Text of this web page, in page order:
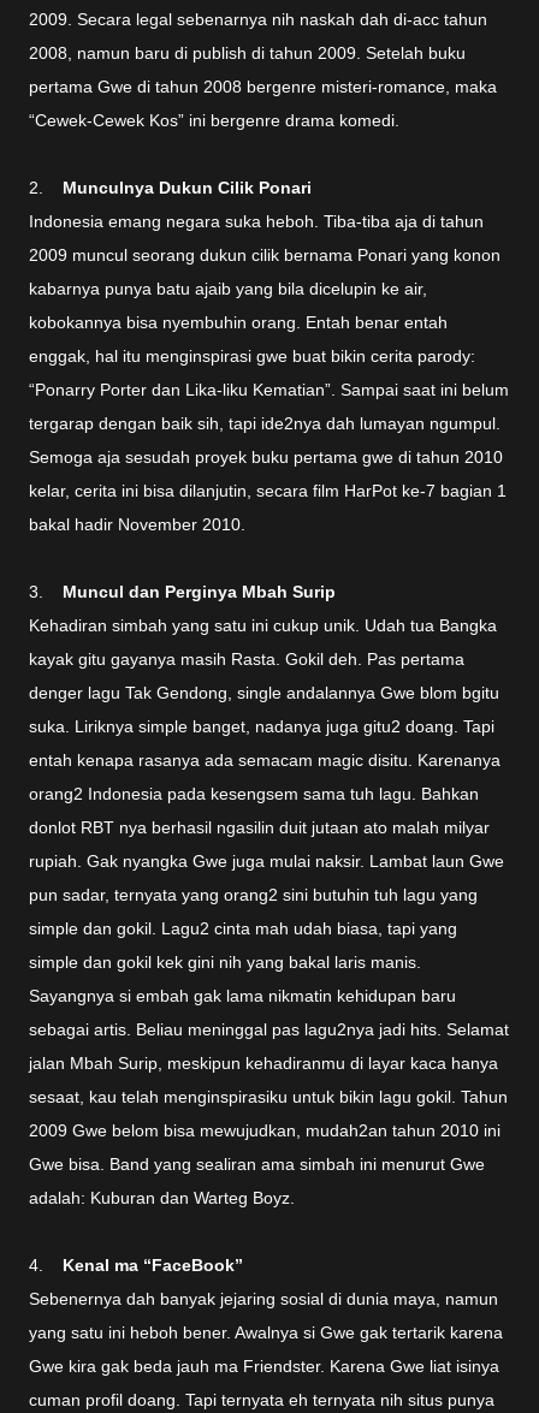
2009. Secara legal sebenarnya nih naskah dah di-acc tahun
2008, namun baru di publish di tahun 2009. Setelah buku
pertama Gwe di tahun 2008 bergenre misteri-romance, maka
“Cewek-Cewek Kos” ini bergenre drama komedi.
2. Munculnya Dukun Cilik Ponari
Indonesia emang negara suka heboh. Tiba-tiba aja di tahun
2009 muncul seorang dukun cilik bernama Ponari yang konon
kabarnya punya batu ajaib yang bila dicelupin ke air,
kobokannya bisa nyembuhin orang. Entah benar entah
enggak, hal itu menginspirasi gwe buat bikin cerita parody:
“Ponarry Porter dan Lika-liku Kematian”. Sampai saat ini belum
tergarap dengan baik sih, tapi ide2nya dah lumayan ngumpul.
Semoga aja sesudah proyek buku pertama gwe di tahun 2010
kelar, cerita ini bisa dilanjutin, secara film HarPot ke-7 bagian 1
bakal hadir November 2010.
3. Muncul dan Perginya Mbah Surip
Kehadiran simbah yang satu ini cukup unik. Udah tua Bangka
kayak gitu gayanya masih Rasta. Gokil deh. Pas pertama
denger lagu Tak Gendong, single andalannya Gwe blom bgitu
suka. Liriknya simple banget, nadanya juga gitu2 doang. Tapi
entah kenapa rasanya ada semacam magic disitu. Karenanya
orang2 Indonesia pada kesengsem sama tuh lagu. Bahkan
donlot RBT nya berhasil ngasilin duit jutaan ato malah milyar
rupiah. Gak nyangka Gwe juga mulai naksir. Lambat laun Gwe
pun sadar, ternyata yang orang2 sini butuhin tuh lagu yang
simple dan gokil. Lagu2 cinta mah udah biasa, tapi yang
simple dan gokil kek gini nih yang bakal laris manis.
Sayangnya si embah gak lama nikmatin kehidupan baru
sebagai artis. Beliau meninggal pas lagu2nya jadi hits. Selamat
jalan Mbah Surip, meskipun kehadiranmu di layar kaca hanya
sesaat, kau telah menginspirasiku untuk bikin lagu gokil. Tahun
2009 Gwe belom bisa mewujudkan, mudah2an tahun 2010 ini
Gwe bisa. Band yang sealiran ama simbah ini menurut Gwe
adalah: Kuburan dan Warteg Boyz.
4. Kenal ma “FaceBook”
Sebenernya dah banyak jejaring sosial di dunia maya, namun
yang satu ini heboh bener. Awalnya si Gwe gak tertarik karena
Gwe kira gak beda jauh ma Friendster. Karena Gwe liat isinya
cuman profil doang. Tapi ternyata eh ternyata nih situs punya